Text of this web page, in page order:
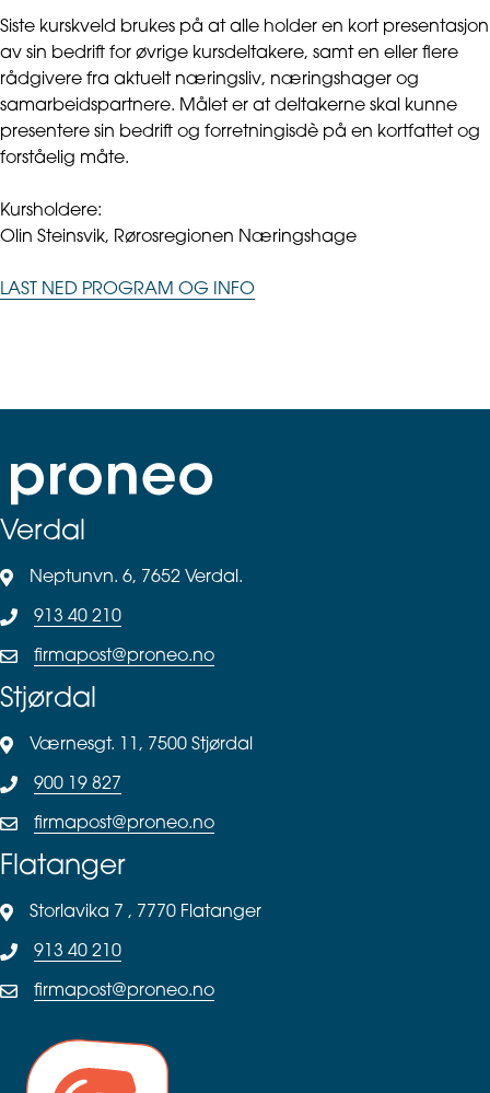
Siste kurskveld brukes på at alle holder en kort presentasjon
av sin bedrift for øvrige kursdeltakere, samt en eller flere
rådgivere fra aktuelt næringsliv, næringshager og
samarbeidspartnere. Målet er at deltakerne skal kunne
presentere sin bedrift og forretningisdè på en kortfattet og
forståelig måte.
Kursholdere:
Olin Steinsvik, Rørosregionen Næringshage
LAST NED PROGRAM OG INFO
Verdal
Neptunvn. 6, 7652 Verdal.
913 40 210
firmapost@proneo.no
Stjørdal
Værnesgt. 11, 7500 Stjørdal
900 19 827
firmapost@proneo.no
Flatanger
Storlavika 7 , 7770 Flatanger
913 40 210
firmapost@proneo.no